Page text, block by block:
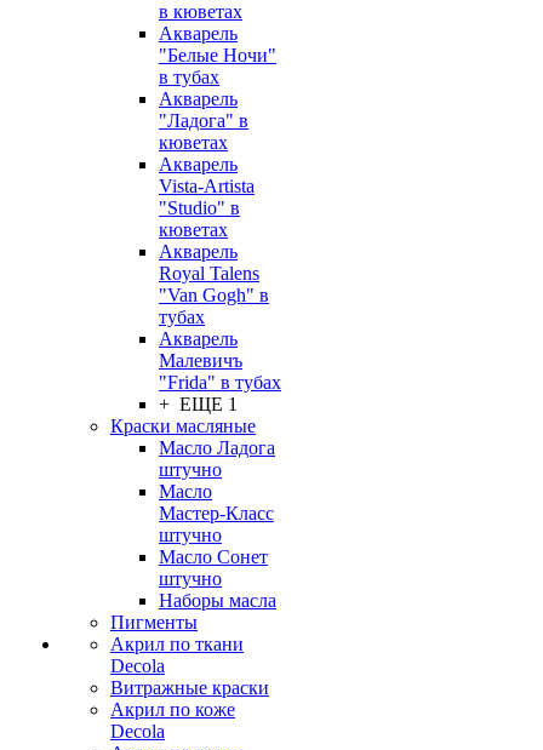
в кюветах
Акварель
"Белые Ночи"
в тубах
Акварель
"Ладога" в
кюветах
Акварель
Vista-Artista
"Studio" в
кюветах
Акварель
Royal Talens
"Van Gogh" в
тубах
Акварель
Малевичъ
"Frida" в тубах
+ ЕЩЕ 1
Краски масляные
Масло Ладога
штучно
Масло
Мастер-Класс
штучно
Масло Сонет
штучно
Наборы масла
Пигменты
Акрил по ткани
Decola
Витражные краски
Акрил по коже
Decola